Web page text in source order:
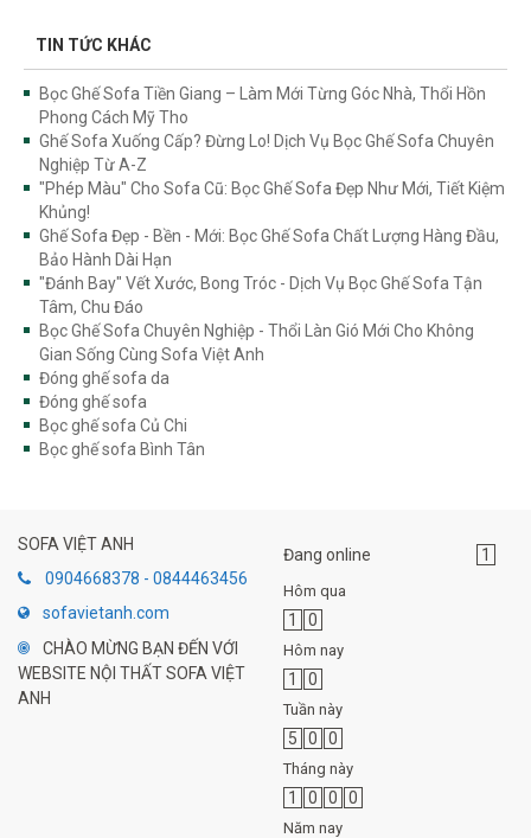
TIN TỨC KHÁC
Bọc Ghế Sofa Tiền Giang – Làm Mới Từng Góc Nhà, Thổi Hồn
Phong Cách Mỹ Tho
Ghế Sofa Xuống Cấp? Đừng Lo! Dịch Vụ Bọc Ghế Sofa Chuyên
Nghiệp Từ A-Z
"Phép Màu" Cho Sofa Cũ: Bọc Ghế Sofa Đẹp Như Mới, Tiết Kiệm
Khủng!
Ghế Sofa Đẹp - Bền - Mới: Bọc Ghế Sofa Chất Lượng Hàng Đầu,
Bảo Hành Dài Hạn
"Đánh Bay" Vết Xước, Bong Tróc - Dịch Vụ Bọc Ghế Sofa Tận
Tâm, Chu Đáo
Bọc Ghế Sofa Chuyên Nghiệp - Thổi Làn Gió Mới Cho Không
Gian Sống Cùng Sofa Việt Anh
Đóng ghế sofa da
Đóng ghế sofa
Bọc ghế sofa Củ Chi
Bọc ghế sofa Bình Tân
SOFA VIỆT ANH
0904668378 - 0844463456
sofavietanh.com
CHÀO MỪNG BẠN ĐẾN VỚI
WEBSITE NỘI THẤT SOFA VIỆT
ANH
Đang online 1
Hôm qua
1 0
Hôm nay
1 0
Tuần này
5 0 0
Tháng này
1 0 0 0
Năm nay